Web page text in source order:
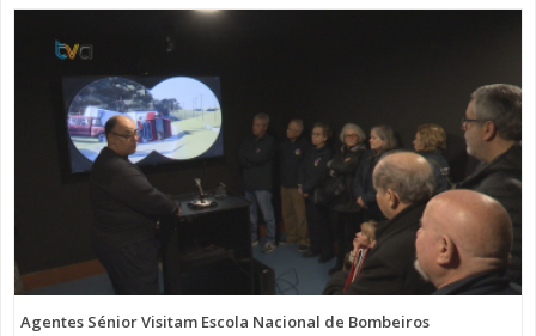
Agentes Sénior Visitam Escola Nacional de Bombeiros